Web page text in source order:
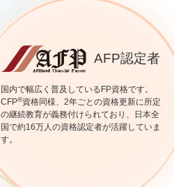
AFP認定者
国内で幅広く普及しているFP資格です。
CFP®資格同様、2年ごとの資格更新に所定
の継続教育が義務付けられており、日本全
国で約16万人の資格認定者が活躍していま
す。